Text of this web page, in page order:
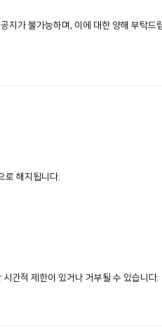
지가 불가능하며, 이에 대한 양해 부탁드
로 해지됩니다.
간적 제한이 있거나 거부될 수 있습니다.